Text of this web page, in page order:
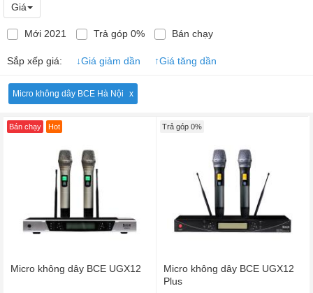
Giá
Mới 2021 Trả góp 0% Bán chạy
Sắp xếp giá: ↓Giá giảm dần ↑Giá tăng dần
Micro không dây BCE Hà Nội
Micro không dây BCE UGX12
Bán chạy Hot
Micro không dây BCE UGX12
Plus
Trả góp 0%